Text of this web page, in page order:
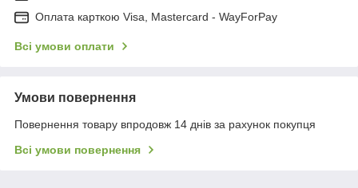
Оплата карткою Visa, Mastercard - WayForPay
Всі умови оплати
Умови повернення
Повернення товару впродовж 14 днів за рахунок покупця
Всі умови повернення